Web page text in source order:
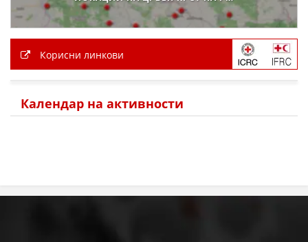
Корисни линкови
Календар на активности